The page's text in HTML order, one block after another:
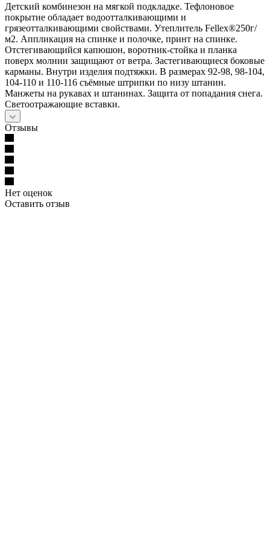
Детский комбинезон на мягкой подкладке. Тефлоновое
покрытие обладает водоотталкивающими и
грязеотталкивающими свойствами. Утеплитель Fellex®250г/
м2. Аппликация на спинке и полочке, принт на спинке.
Отстегивающийся капюшон, воротник-стойка и планка
поверх молнии защищают от ветра. Застегивающиеся боковые
карманы. Внутри изделия подтяжки. В размерах 92-98, 98-104,
104-110 и 110-116 съёмные штрипки по низу штанин.
Манжеты на рукавах и штанинах. Защита от попадания снега.
Светоотражающие вставки.
Отзывы
Нет оценок
Оставить отзыв